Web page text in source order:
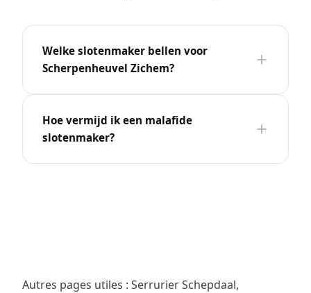
Welke slotenmaker bellen voor
Scherpenheuvel Zichem?
Hoe vermijd ik een malafide
slotenmaker?
Autres pages utiles : Serrurier Schepdaal,